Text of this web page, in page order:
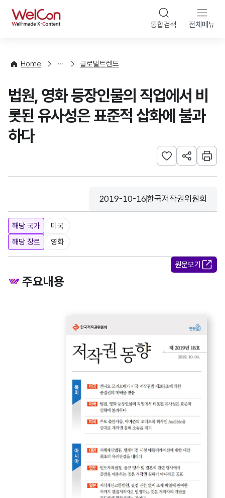
WelCon 통합검색 전체메뉴
Home
향
계
글로벌트렌드
법원, 영화 등장인물의 직업에서 비
롯된 유사성은 표준적 삽화에 불과
하다
관심사 등록하기
URL 공유하
인쇄
등록일
2019-10-16
수집기관
한국저작권위원회
해당 국가
미국
해당 장르
영화
원문보기
주요내용